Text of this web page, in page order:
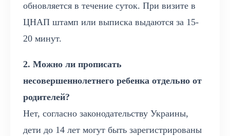
обновляется в течение суток. При визите в
ЦНАП штамп или выписка выдаются за 15-
20 минут.
2. Можно ли прописать
несовершеннолетнего ребенка отдельно от
родителей?
Нет, согласно законодательству Украины,
дети до 14 лет могут быть зарегистрированы